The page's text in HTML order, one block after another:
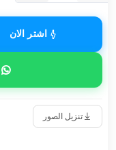
اشتر الان
تنزيل الصور